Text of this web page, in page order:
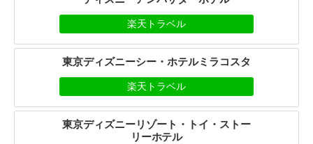
楽天トラベル
東京ディズニーシー・ホテルミラコスタ
楽天トラベル
東京ディズニーリゾート・トイ・ストー
リーホテル